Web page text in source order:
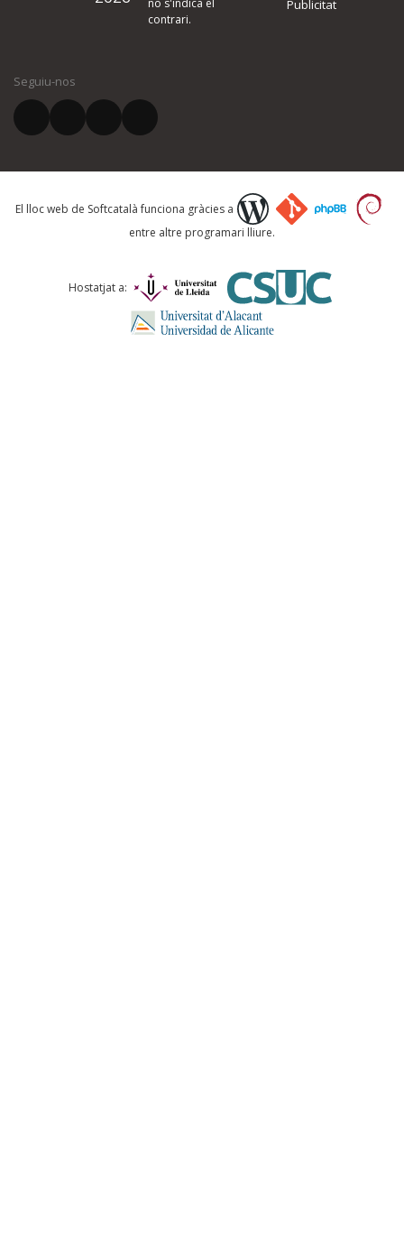
El vostre correu electrònic *
Què proposeu?
Comentari *
no s'indica el
contrari.
Publicitat
Seguiu-nos
El lloc web de Softcatalà funciona gràcies a
entre altre programari lliure.
Hostatjat a: